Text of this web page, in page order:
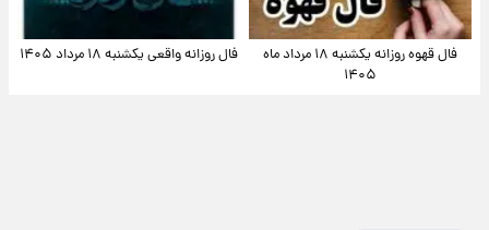
فال قهوه روزانه یکشنبه ۱۸ مرداد ماه
۱۴۰۵
فال روزانه واقعی یکشنبه ۱۸ مرداد ۱۴۰۵